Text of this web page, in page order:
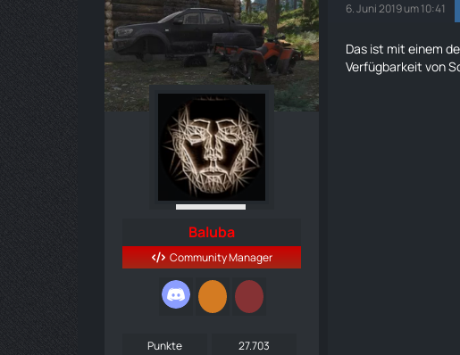
Baluba
Community Manager
Punkte
27.703
6. Juni 2019 um 10:41
Das ist mit einem
Verfügbarkeit von